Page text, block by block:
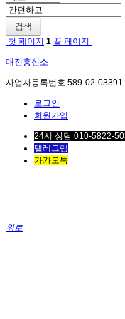
검색
첫 페이지 1 끝 페이지
대전흥신소
사업자등록번호 589-02-
로그인
회원가입
24시 상담 010-5822-
텔레그램
카카오톡
위로